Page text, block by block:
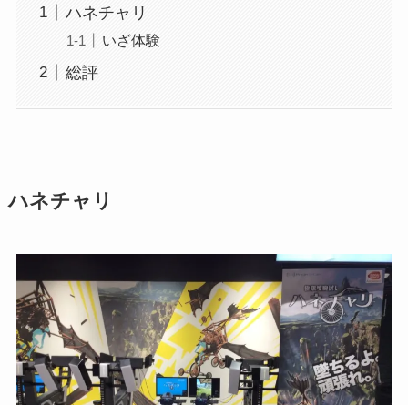
ハネチャリ
いざ体験
総評
ハネチャリ